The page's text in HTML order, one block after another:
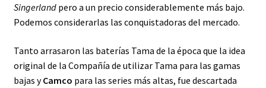
Singerlandpero a un precio considerablemente más bajo.
Podemos considerarlas las conquistadoras del mercado.
Tanto arrasaron las baterías Tama de la época que la idea
original de la Compañía de utilizar Tama para las gamas
bajas yCamco para las series más altas, fue descartada